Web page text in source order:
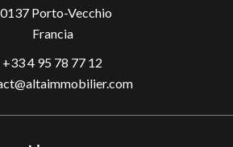
Porto-Vecchio
Francia
+33 4 95 78 77 12